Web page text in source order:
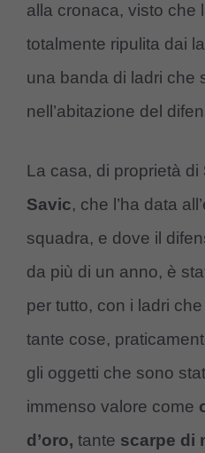
alla cronaca, visto che
totalmente ripulita dai
una banda di ladri che
nell’abitazione del
La casa, di proprietà di
Savic, che l’ha data
squadra, e dove il
da più di un anno, è
per tutto, con i ladri
tante cose,
gli oggetti che sono
immenso valore come
d’oro, tante scarpe di